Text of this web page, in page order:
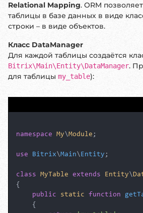
Relational Mapping. ORM
таблицы в базе данных в виде
строки – в виде объектов.
Класс DataManager
Для каждой таблицы создаётся
Bitrix\Main\Entity\DataManager.
для таблицы my_table):
namespace My \Module ;
use Bitrix \Main \Entity ;
class MyTable extends Entity \
{
public
static function
{